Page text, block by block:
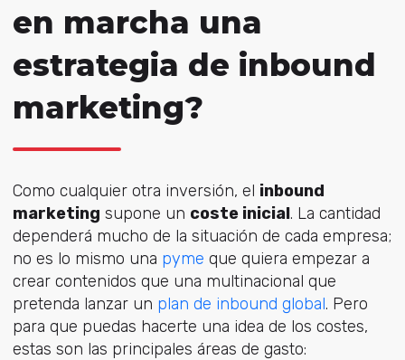
en marcha una
estrategia de inbound
marketing?
Como cualquier otra inversión, el inbound
marketing supone un coste inicial. La cantidad
dependerá mucho de la situación de cada empresa;
no es lo mismo una pyme que quiera empezar a
crear contenidos que una multinacional que
pretenda lanzar un plan de inbound global. Pero
para que puedas hacerte una idea de los costes,
estas son las principales áreas de gasto: